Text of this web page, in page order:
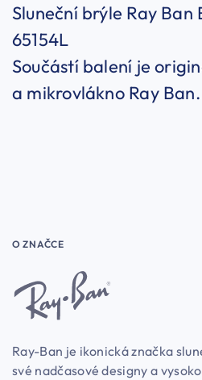
Sluneční brýle Ray Ban
65154L
Součástí balení je
a mikrovlákno Ray Ban.
O ZNAČCE
Ray-Ban je ikonická značka
své nadčasové designy a